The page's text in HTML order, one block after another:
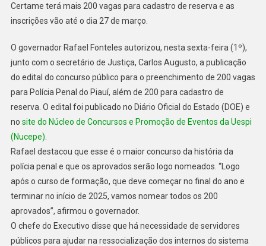
Certame terá mais 200 vagas para cadastro de reserva e as
inscrições vão até o dia 27 de março.
O governador Rafael Fonteles autorizou, nesta sexta-feira (1º),
junto com o secretário de Justiça, Carlos Augusto, a publicação
do edital do concurso público para o preenchimento de 200 vagas
para Polícia Penal do Piauí, além de 200 para cadastro de
reserva. O edital foi publicado no Diário Oficial do Estado (DOE) e
no site do Núcleo de Concursos e Promoção de Eventos da Uespi
(Nucepe)
Rafael destacou que esse é o maior concurso da história da
polícia penal e que os aprovados serão logo nomeados. “Logo
após o curso de formação, que deve começar no final do ano e
terminar no início de 2025, vamos nomear todos os 200
aprovados”, afirmou o governador.
O chefe do Executivo disse que há necessidade de servidores
públicos para ajudar na ressocialização dos internos do sistema